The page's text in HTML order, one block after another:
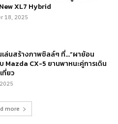
XL7 Hybrid
18, 2025
เล่นสร้างภาพชิลล์ๆ ที่…“ผาย้อน
Mazda CX-5 ยานพาหนะคู่การเดิน
ที่ยว
more